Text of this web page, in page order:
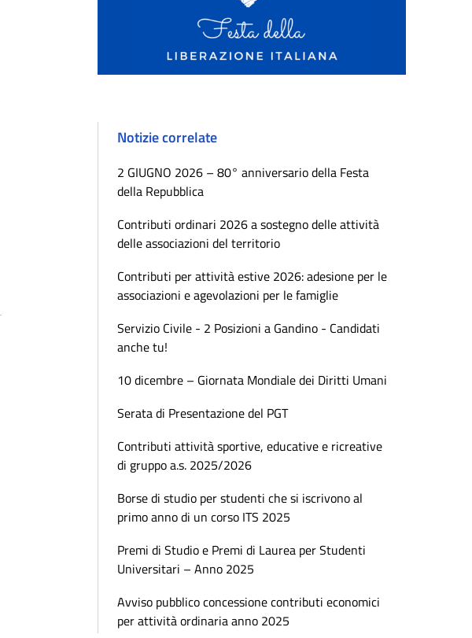
Notizie correlate
2 GIUGNO 2026 – 80° anniversario della Festa
della Repubblica
Contributi ordinari 2026 a sostegno delle attività
delle associazioni del territorio
Contributi per attività estive 2026: adesione per le
associazioni e agevolazioni per le famiglie
Servizio Civile - 2 Posizioni a Gandino - Candidati
anche tu!
10 dicembre – Giornata Mondiale dei Diritti Umani
Serata di Presentazione del PGT
Contributi attività sportive, educative e ricreative
di gruppo a.s. 2025/2026
Borse di studio per studenti che si iscrivono al
primo anno di un corso ITS 2025
Premi di Studio e Premi di Laurea per Studenti
Universitari – Anno 2025
Avviso pubblico concessione contributi economici
per attività ordinaria anno 2025